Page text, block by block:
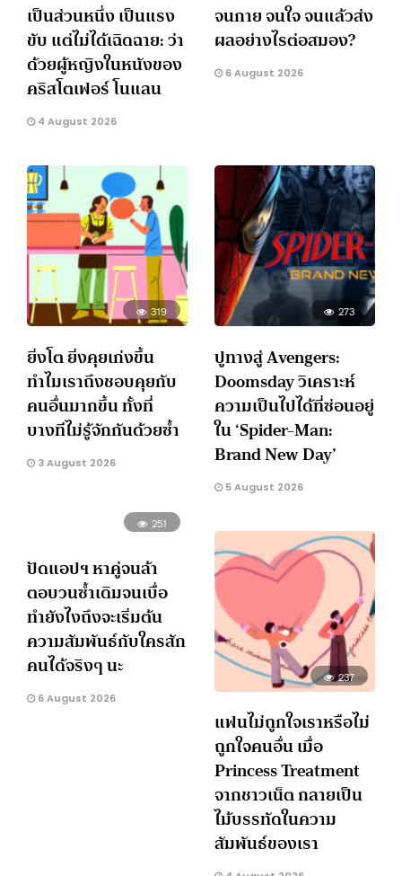
เป็นส่วนหนึ่ง เป็นแรง
ขับ แต่ไม่ได้เฉิดฉาย: ว่า
ด้วยผู้หญิงในหนังของ
คริสโตเฟอร์ โนแลน
4 August 2026
จนกาย จนใจ จนแล้วส่ง
ผลอย่างไรต่อสมอง?
6 August 2026
319
ยิ่งโต ยิ่งคุยเก่งขึ้น
ทำไมเราถึงชอบคุยกับ
คนอื่นมากขึ้น ทั้งที่
บางทีไม่รู้จักกันด้วยซ้ำ
3 August 2026
273
ปูทางสู่ Avengers:
Doomsday วิเคราะห์
ความเป็นไปได้ที่ซ่อนอยู่
ใน ‘Spider-Man:
Brand New Day’
5 August 2026
251
ปัดแอปฯ หาคู่จนล้า
ตอบวนซ้ำเดิมจนเบื่อ
ทำยังไงถึงจะเริ่มต้น
ความสัมพันธ์กับใครสัก
คนได้จริงๆ นะ
6 August 2026
237
แฟนไม่ถูกใจเราหรือไม่
ถูกใจคนอื่น เมื่อ
Princess Treatment
จากชาวเน็ต กลายเป็น
ไม้บรรทัดในความ
สัมพันธ์ของเรา